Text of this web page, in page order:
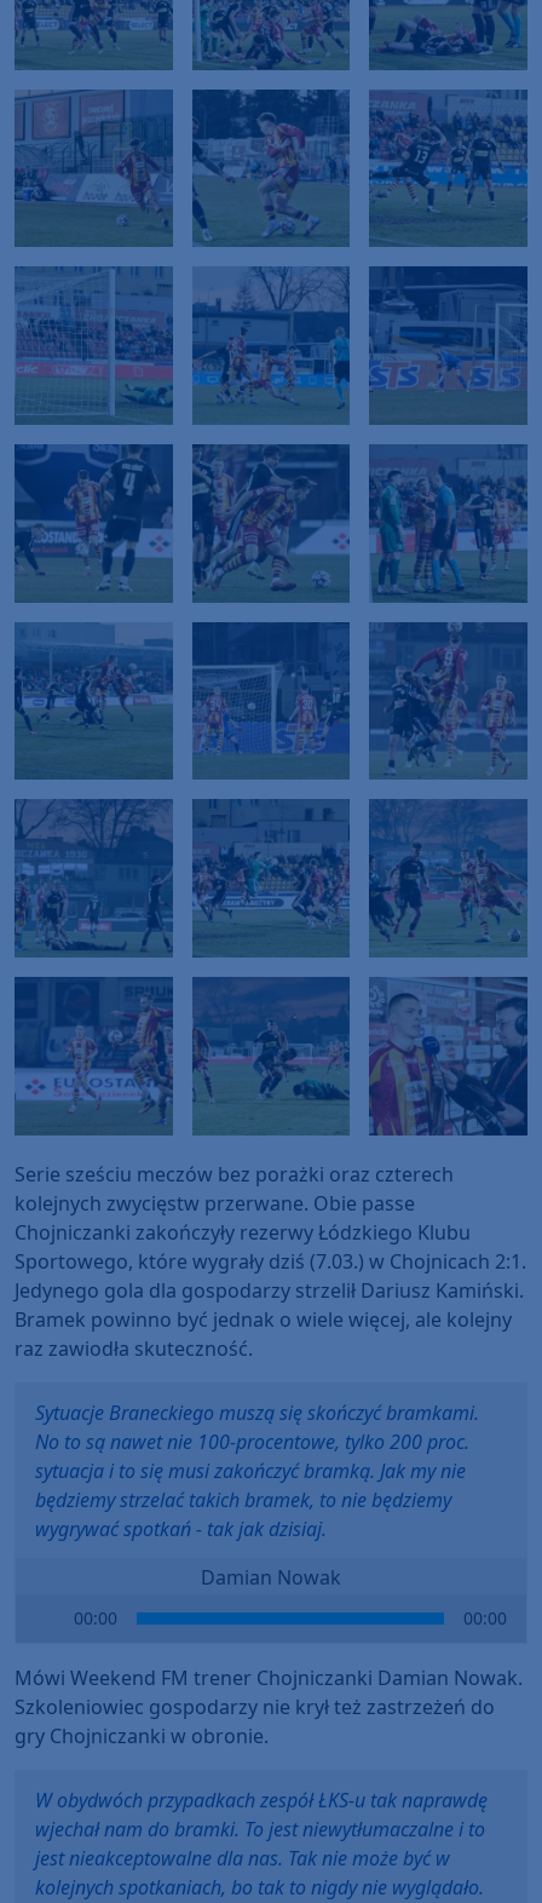
Serie sześciu meczów bez porażki oraz czterech
kolejnych zwycięstw przerwane. Obie passe
Chojniczanki zakończyły rezerwy Łódzkiego Klubu
Sportowego, które wygrały dziś (7.03.) w Chojnicach 2:1.
Jedynego gola dla gospodarzy strzelił Dariusz Kamiński.
Bramek powinno być jednak o wiele więcej, ale kolejny
raz zawiodła skuteczność.
Sytuacje Braneckiego muszą się skończyć bramkami.
No to są nawet nie 100-procentowe, tylko 200 proc.
sytuacja i to się musi zakończyć bramką. Jak my nie
będziemy strzelać takich bramek, to nie będziemy
wygrywać spotkań - tak jak dzisiaj.
Damian Nowak
00:00 00:00
Mówi Weekend FM trener Chojniczanki Damian Nowak.
Szkoleniowiec gospodarzy nie krył też zastrzeżeń do
gry Chojniczanki w obronie.
W obydwóch przypadkach zespół ŁKS-u tak naprawdę
wjechał nam do bramki. To jest niewytłumaczalne i to
jest nieakceptowalne dla nas. Tak nie może być w
kolejnych spotkaniach, bo tak to nigdy nie wyglądało.